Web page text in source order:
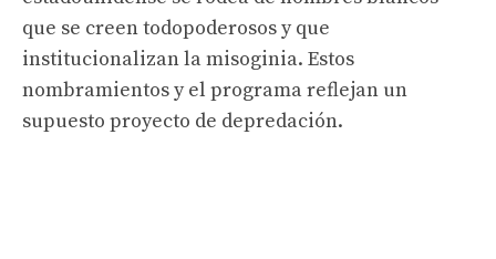
que se creen todopoderosos y que
institucionalizan la misoginia. Estos
nombramientos y el programa reflejan un
supuesto proyecto de depredación.